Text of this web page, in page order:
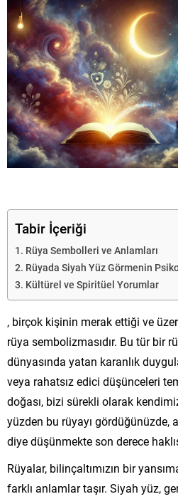
Tabir İçeriği
Rüya Sembolleri ve Anlamları
Rüyada Siyah Yüz Görmenin
Kültürel ve Spiritüel Yorumlar
, birçok kişinin merak ettiği ve
rüya sembolizmasıdır. Bu tür bir
dünyasında yatan karanlık
veya rahatsız edici düşünceleri
doğası, bizi sürekli olarak
yüzden bu rüyayı gördüğünüzde,
diye düşünmekte son derece
Rüyalar, bilinçaltımızın bir
farklı anlamlar taşır. Siyah yüz,